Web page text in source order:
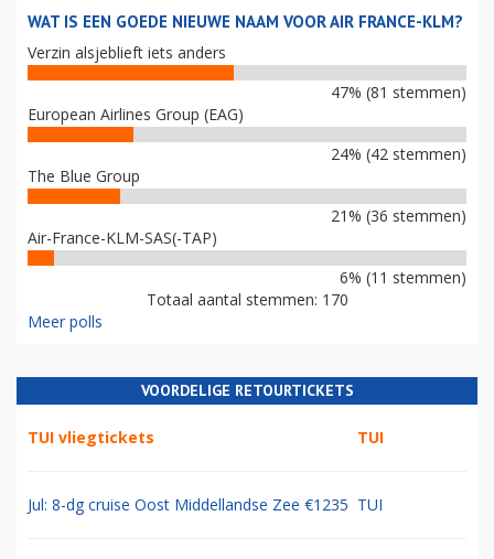
WAT IS EEN GOEDE NIEUWE NAAM VOOR AIR FRANCE-KLM?
Verzin alsjeblieft iets anders
47% (81 stemmen)
European Airlines Group (EAG)
24% (42 stemmen)
The Blue Group
21% (36 stemmen)
Air-France-KLM-SAS(-TAP)
6% (11 stemmen)
Totaal aantal stemmen: 170
Meer polls
VOORDELIGE RETOURTICKETS
TUI vliegtickets TUI
Jul: 8-dg cruise Oost Middellandse Zee €1235 TUI